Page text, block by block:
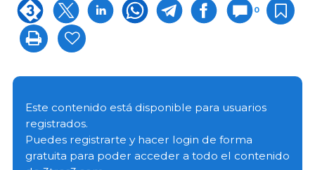
0
Este contenido está disponible para usuarios
registrados.
Puedes registrarte y hacer login de forma
gratuita para poder acceder a todo el contenido